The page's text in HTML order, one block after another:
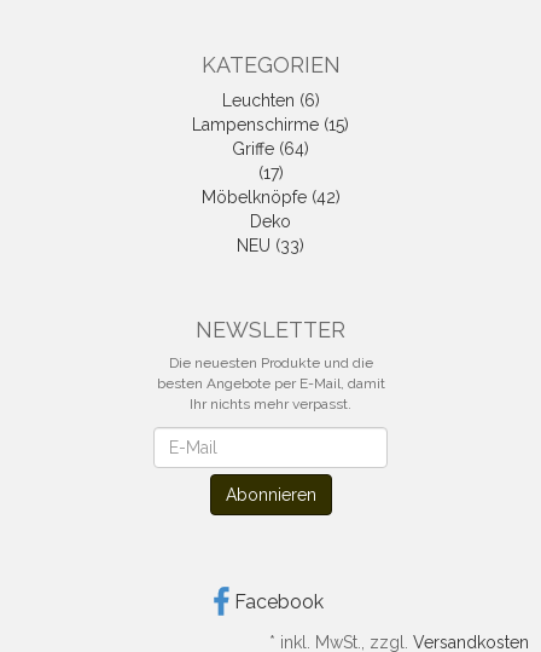
KATEGORIEN
Leuchten (6)
Lampenschirme (15)
Griffe (64)
(17)
Möbelknöpfe (42)
Deko
NEU (33)
NEWSLETTER
Die neuesten Produkte und die
besten Angebote per E-Mail, damit
Ihr nichts mehr verpasst.
Abonnieren
Facebook
* inkl. MwSt., zzgl. Versandkosten